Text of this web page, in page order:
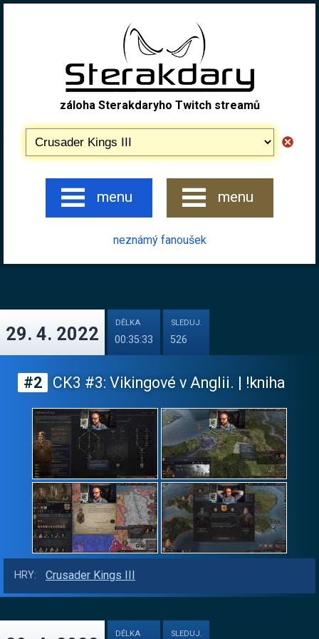
záloha Sterakdaryho Twitch streamů
menu menu
neznámý fanoušek
29. 4. 2022
DÉLKA
00:35:33
SLEDUJ.
526
#2 CK3 #3: Vikingové v Anglii. | !kniha
HRY: Crusader Kings III
DÉLKA SLEDUJ.